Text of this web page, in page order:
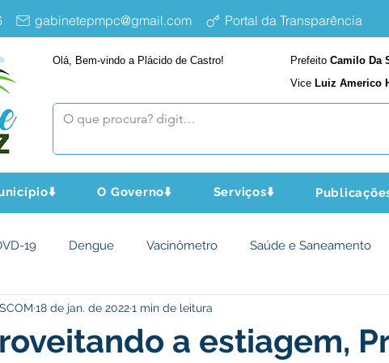
gabinetepmpc@gmail.com Portal da Transparência
Olá, Bem-vindo a Plácido de Castro! Prefeito Camilo Da
Vice Luiz Americo
O Governo⬇️ Serviços⬇️
19 Dengue Vacinômetro Saúde e Saneamento
Agricultura e Meio Ambiente
a estiagem,
18 de jan. de 20221 min de leitura